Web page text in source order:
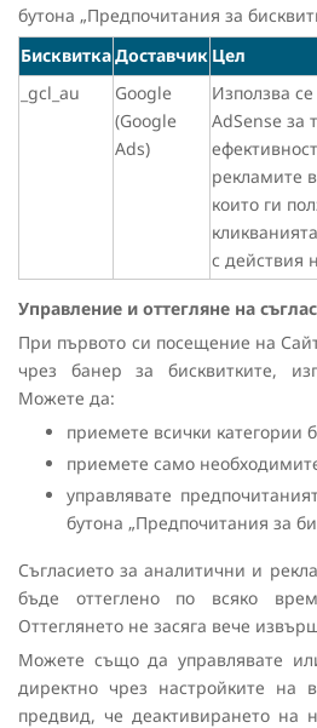
бутона „Предпочитания за
БисквиткаДоставчик Цел
_gcl_au
Google
(Google
Ads)
Използва
AdSense за
рекламите
които ги
с действия
Управление и оттегляне на
При първото си посещение на
чрез банер за бисквитките,
Можете да:
приемете всички категории
приемете само
управлявате
бутона „Предпочитания за
Съгласието за аналитични и
бъде оттеглено по всяко
Оттеглянето не засяга вече
Можете също да управлявате
директно чрез настройките на
предвид, че деактивирането на